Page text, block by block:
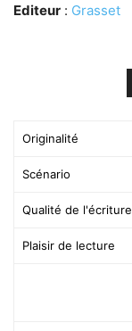
Editeur : Grasset
Originalité
Scénario
Qualité de l'écriture
Plaisir de lecture